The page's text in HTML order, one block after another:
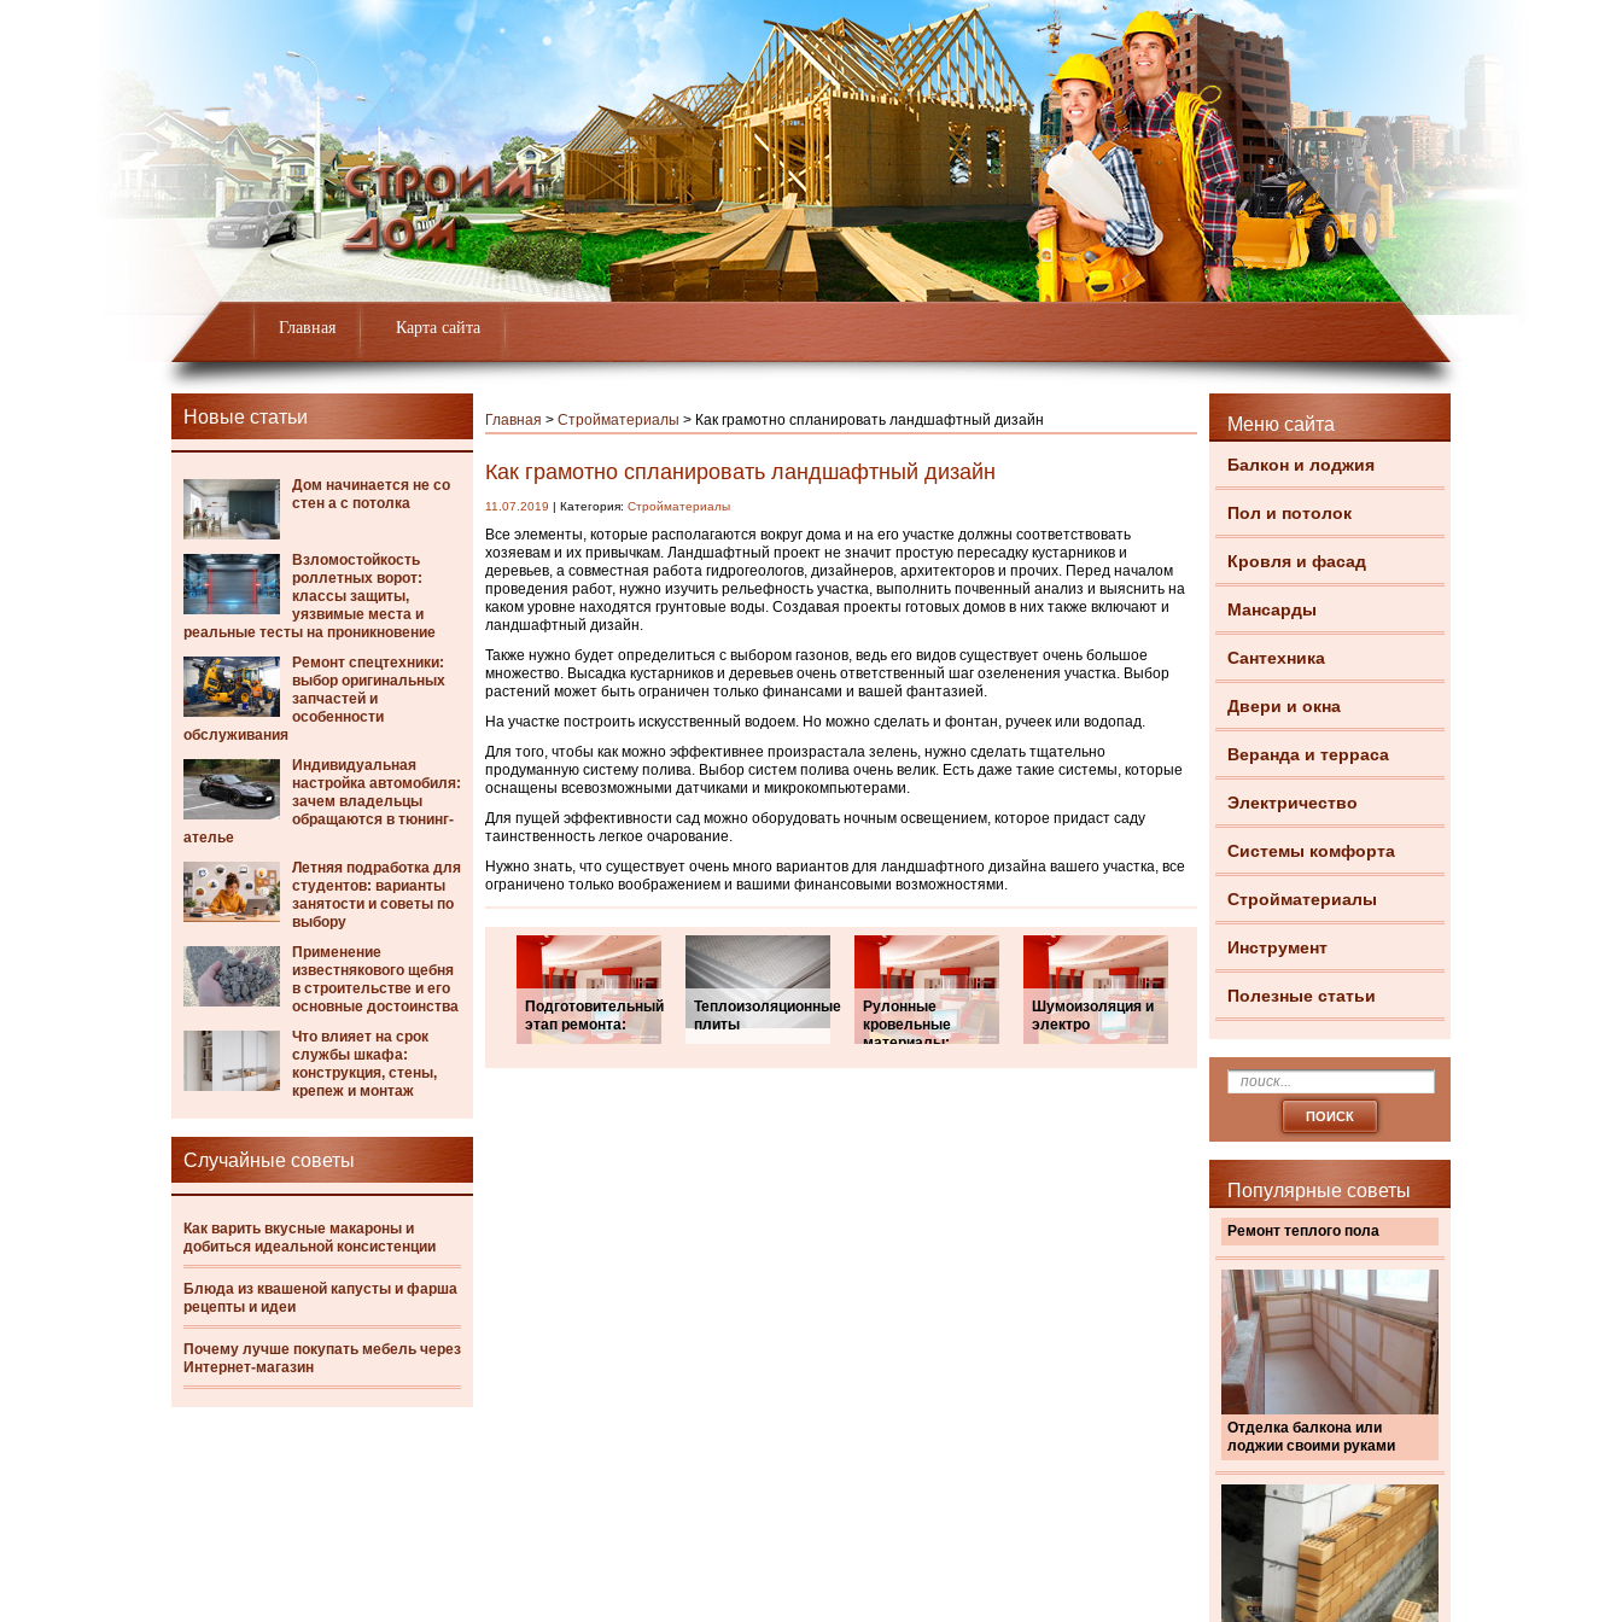
Главная Карта сайта
Новые статьи
Дом начинается не со
стен а с потолка
Взломостойкость
роллетных ворот:
классы защиты,
уязвимые места и
реальные тесты на проникновение
Ремонт спецтехники:
выбор оригинальных
запчастей и
особенности
обслуживания
Индивидуальная
настройка автомобиля:
зачем владельцы
обращаются в тюнинг-
ателье
Летняя подработка для
студентов: варианты
занятости и советы по
выбору
Применение
известнякового щебня
в строительстве и его
основные достоинства
Что влияет на срок
службы шкафа:
конструкция, стены,
крепеж и монтаж
Случайные советы
Как варить вкусные макароны и
добиться идеальной консистенции
Блюда из квашеной капусты и фарша
рецепты и идеи
Почему лучше покупать мебель через
Интернет-магазин
Меню сайта
Балкон и лоджия
Пол и потолок
Кровля и фасад
Мансарды
Сантехника
Двери и окна
Веранда и терраса
Электричество
Системы комфорта
Стройматериалы
Инструмент
Полезные статьи
Популярные советы
Ремонт теплого пола
Отделка балкона или
лоджии своими руками
Главная > Стройматериалы > Как грамотно спланировать ландшафтный дизайн
Как грамотно спланировать ландшафтный дизайн
11.07.2019 | Категория: Стройматериалы
Все элементы, которые располагаются вокруг дома и на его участке должны соответствовать
хозяевам и их привычкам. Ландшафтный проект не значит простую пересадку кустарников и
деревьев, а совместная работа гидрогеологов, дизайнеров, архитекторов и прочих. Перед началом
проведения работ, нужно изучить рельефность участка, выполнить почвенный анализ и выяснить на
каком уровне находятся грунтовые воды. Создавая проекты готовых домов в них также включают и
ландшафтный дизайн.
Также нужно будет определиться с выбором газонов, ведь его видов существует очень большое
множество. Высадка кустарников и деревьев очень ответственный шаг озеленения участка. Выбор
растений может быть ограничен только финансами и вашей фантазией.
На участке построить искусственный водоем. Но можно сделать и фонтан, ручеек или водопад.
Для того, чтобы как можно эффективнее произрастала зелень, нужно сделать тщательно
продуманную систему полива. Выбор систем полива очень велик. Есть даже такие системы, которые
оснащены всевозможными датчиками и микрокомпьютерами.
Для пущей эффективности сад можно оборудовать ночным освещением, которое придаст саду
таинственность легкое очарование.
Нужно знать, что существует очень много вариантов для ландшафтного дизайна вашего участка, все
ограничено только воображением и вашими финансовыми возможностями.
Подготовительный
этап ремонта:
Теплоизоляционные
плиты
Рулонные
кровельные
материалы:
Шумоизоляция и
электро